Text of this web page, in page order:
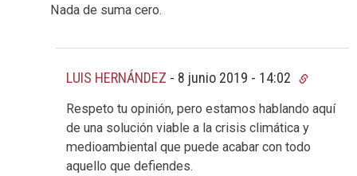
Nada de suma cero.
LUIS HERNÁNDEZ - 8 junio 2019 - 14:02
Respeto tu opinión, pero estamos hablando aquí
de una solución viable a la crisis climática y
medioambiental que puede acabar con todo
aquello que defiendes.